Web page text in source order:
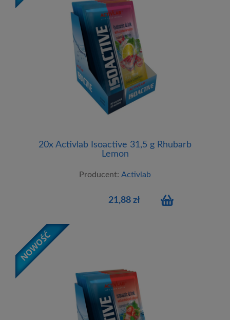
20x Activlab Isoactive 31,5 g Rhubarb
Lemon
Producent: Activlab
21,88 zł